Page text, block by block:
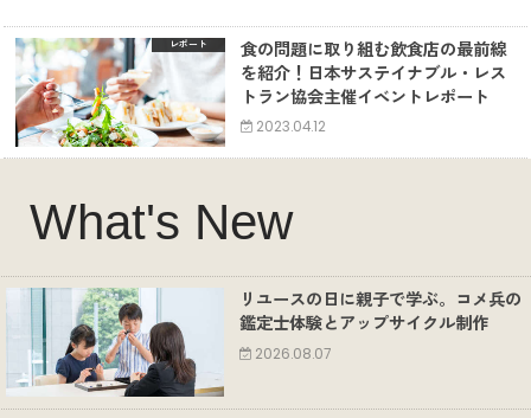
レポート
食の問題に取り組む飲食店の最前線
を紹介！日本サステイナブル・レス
トラン協会主催イベントレポート
2023.04.12
What's New
リユースの日に親子で学ぶ。コメ兵の
鑑定士体験とアップサイクル制作
2026.08.07